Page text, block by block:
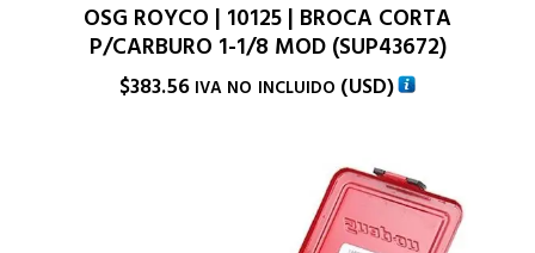
OSG ROYCO | 10125 | BROCA CORTA
P/CARBURO 1-1/8 MOD (SUP43672)
$383.56 IVA NO INCLUIDO (USD)